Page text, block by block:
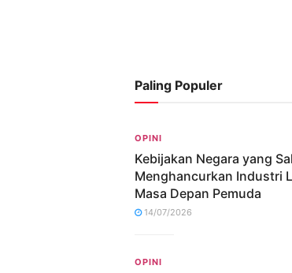
Paling Populer
OPINI
Kebijakan Negara yang
Menghancurkan Industri
Masa Depan Pemuda
14/07/2026
OPINI